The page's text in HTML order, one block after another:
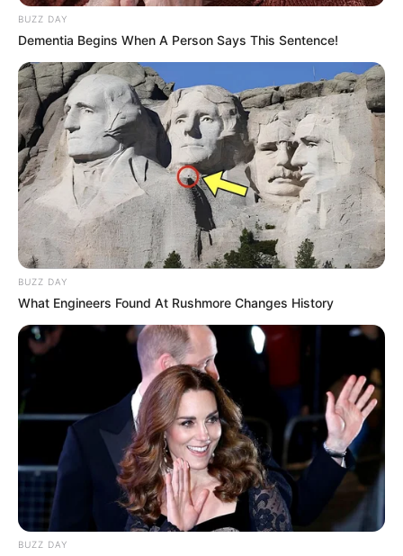
BUZZ DAY
Dementia Begins When A Person Says This Sentence!
BUZZ DAY
What Engineers Found At Rushmore Changes History
BUZZ DAY